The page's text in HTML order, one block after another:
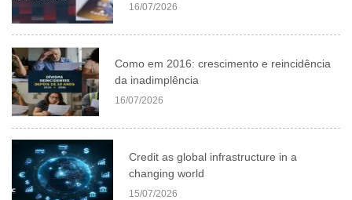
16/07/2026
Como em 2016: crescimento e reincidência
da inadimplência
16/07/2026
Credit as global infrastructure in a
changing world
15/07/2026